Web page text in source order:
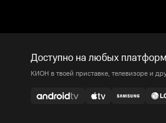
Доступно на любых
КИОН в твоей приставке, телевизоре и